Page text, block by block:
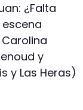
¿Falta
y
y Las Heras)